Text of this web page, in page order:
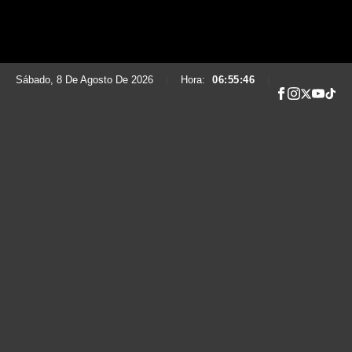
Sábado, 8 De Agosto De 2026 Hora: 06:55:47